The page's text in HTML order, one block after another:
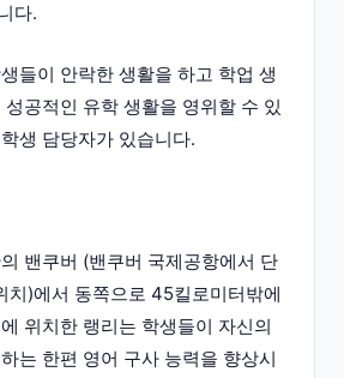
다.
들이 안락한 생활을 하고 학업 생
공적인 유학 생활을 영위할 수 있
생 담당자가 있습니다.
밴쿠버 (밴쿠버 국제공항에서 단
치)에서 동쪽으로 45킬로미터밖에
위치한 랭리는 학생들이 자신의
는 한편 영어 구사 능력을 향상시